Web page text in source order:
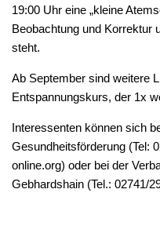
19:00 Uhr eine „kleine
Beobachtung und Korrektur
steht.
Ab September sind weitere
Entspannungskurs, der 1x
Interessenten können sich
Gesundheitsförderung (Tel:
online.org) oder bei der
Gebhardshain (Tel.: 02741/